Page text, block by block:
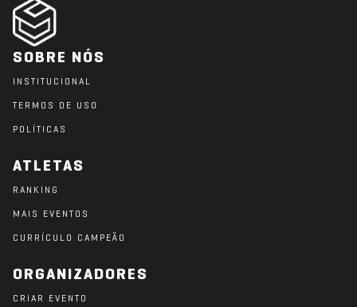
SOBRE NÓS
INSTITUCIONAL
TERMOS DE USO
POLÍTICAS
ATLETAS
RANKING
MAIS EVENTOS
CURRÍCULO CAMPEÃO
ORGANIZADORES
CRIAR EVENTO